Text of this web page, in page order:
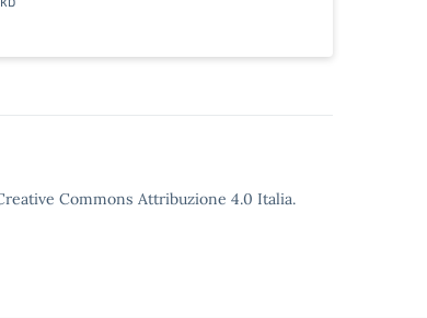
Commons Attribuzione 4.0 Italia.